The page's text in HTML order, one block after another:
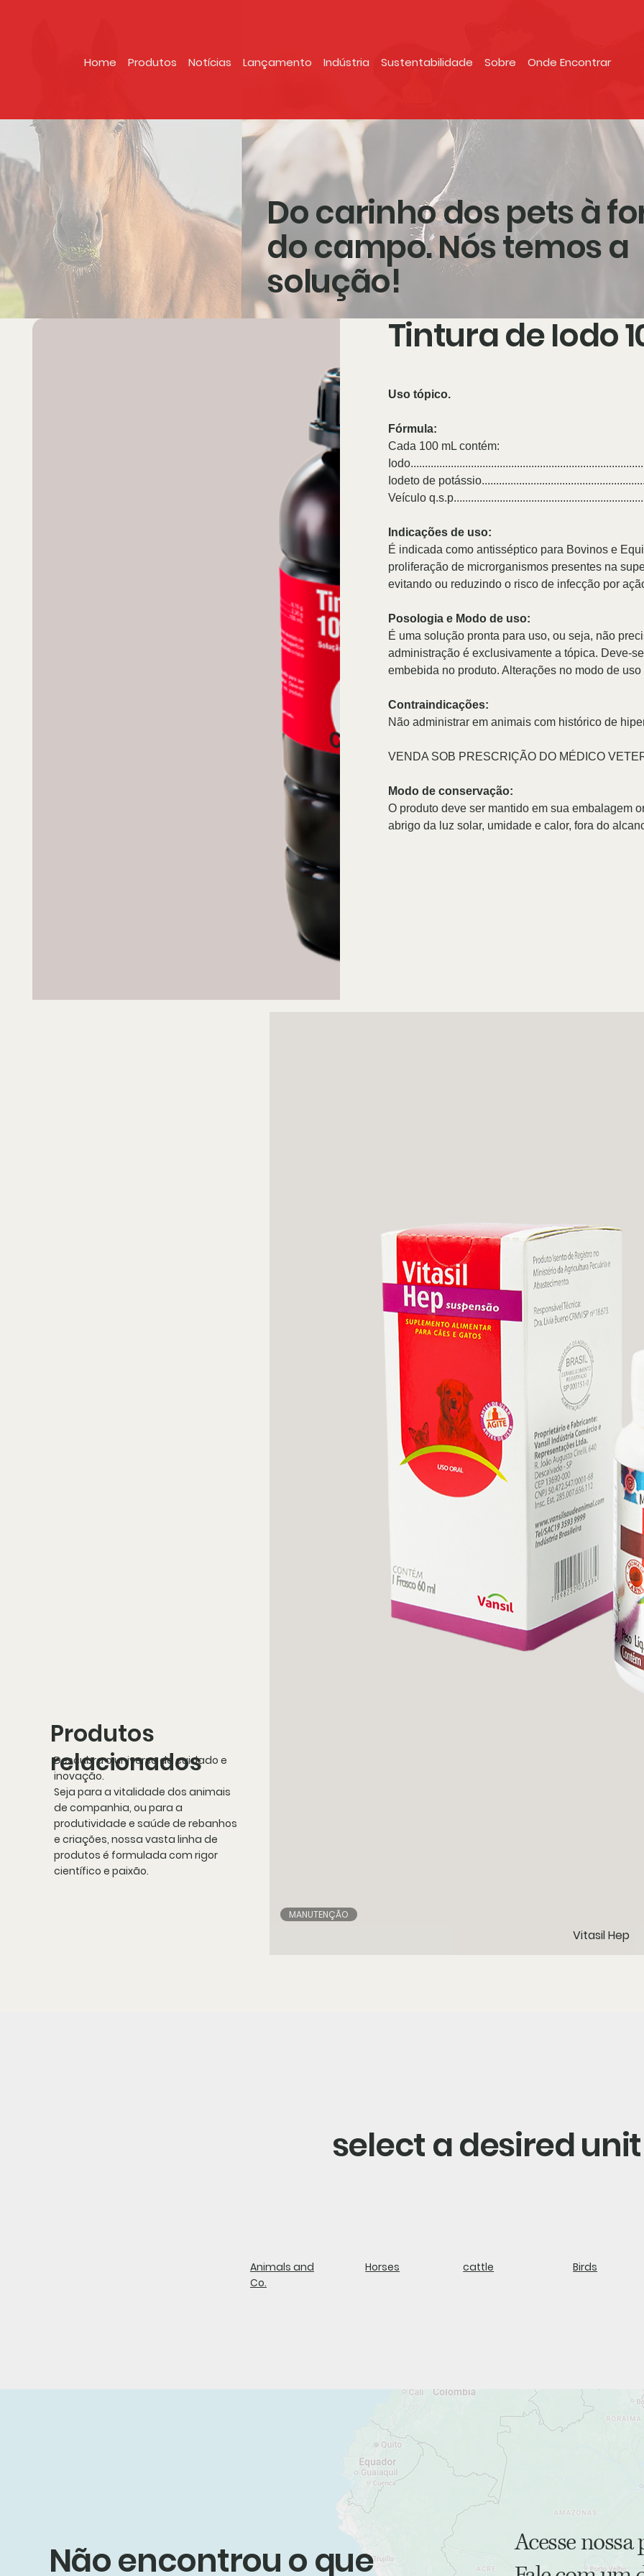
Home Produtos Notícias Lançamento Indústria Sustentabilidade Sobre Onde Encontrar
Do carinho dos pets à
do campo. Nós temos a
solução!
Tintura de Iodo
Uso tópico.
Fórmula:
Cada 100 mL contém:
Iodeto de
Veículo
Indicações de uso:
É indicada como antisséptico para Bovinos e
proliferação de microrganismos presentes na
evitando ou reduzindo o risco de infecção por
Posologia e Modo de uso:
É uma solução pronta para uso, ou seja, não
administração é exclusivamente a tópica. Deve-
embebida no produto. Alterações no modo de
Contraindicações:
Não administrar em animais com histórico de
VENDA SOB PRESCRIÇÃO DO MÉDICO
Modo de conservação:
O produto deve ser mantido em sua embalagem
abrigo da luz solar, umidade e calor, fora do
select a desired unit
Animals and
Co.
Horses cattle Birds
Não encontrou o que
Acesse
Produtos
relacionados
Descubra o universo de cuidado e
inovação.
Seja para a vitalidade dos animais
de companhia, ou para a
produtividade e saúde de rebanhos
e criações, nossa vasta linha de
produtos é formulada com rigor
científico e paixão.
MANUTENÇÃO
Vitasil Hep